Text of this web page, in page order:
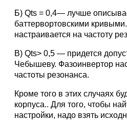
Б) Qts = 0,4— лучше
баттервортовскими
настраивается на частоту
В) Qts> 0,5 — придется
Чебышеву. Фазоинвертор
частоты резонанса.
Кроме того в этих случаях
корпуса.. Для того, чтобы
настройки, надо взять